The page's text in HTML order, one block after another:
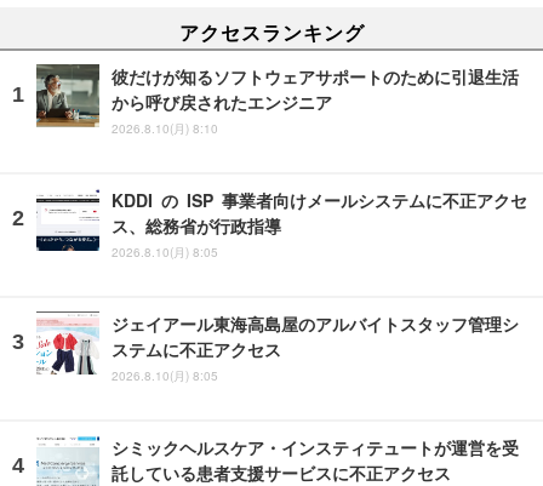
アクセスランキング
彼だけが知るソフトウェアサポートのために引退生活
から呼び戻されたエンジニア
2026.8.10(月) 8:10
KDDI の ISP 事業者向けメールシステムに不正アクセ
ス、総務省が行政指導
2026.8.10(月) 8:05
ジェイアール東海高島屋のアルバイトスタッフ管理シ
ステムに不正アクセス
2026.8.10(月) 8:05
シミックヘルスケア・インスティテュートが運営を受
託している患者支援サービスに不正アクセス